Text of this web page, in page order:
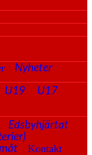
Nyheter
U19
U17
Edsbyhjärtat
Kontakt